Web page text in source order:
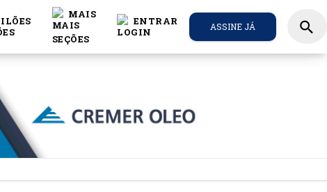
MAIS
ENTRAR ASSINE JÁ search